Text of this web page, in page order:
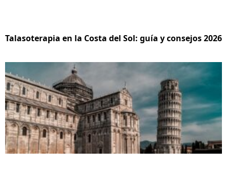
Talasoterapia en la Costa del Sol: guía y consejos 2026